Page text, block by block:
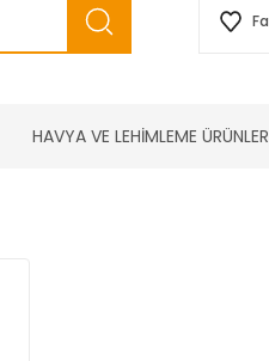
HAVYA VE LEHİMLEME